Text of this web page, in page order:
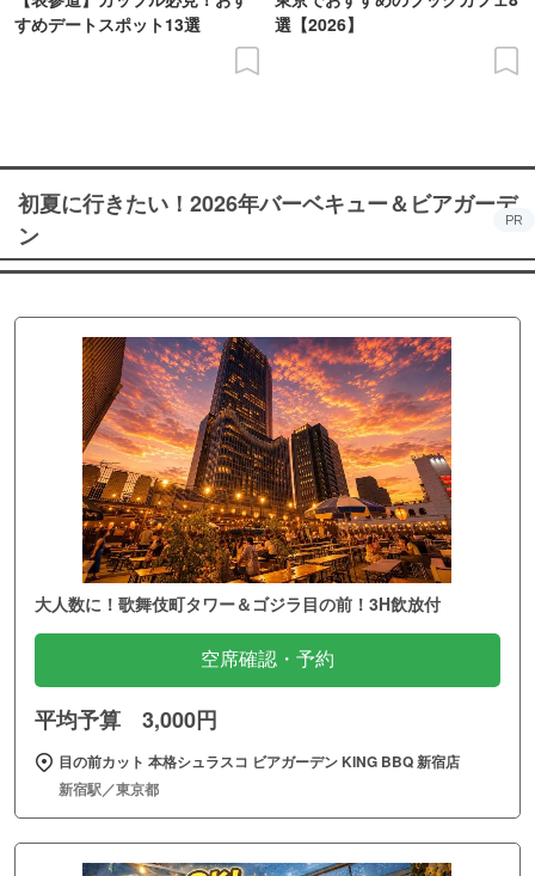
すめデートスポット13選
選【2026】
初夏に行きたい！2026年バーベキュー＆ビアガーデ
ン
PR
大人数に！歌舞伎町タワー＆ゴジラ目の前！3H飲放付
空席確認・予約
平均予算 3,000円
目の前カット 本格シュラスコ ビアガーデン KING BBQ 新宿店
新宿駅／東京都